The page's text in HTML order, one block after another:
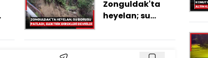
Zonguldak'ta
heyelan; su
elektrik direkleri